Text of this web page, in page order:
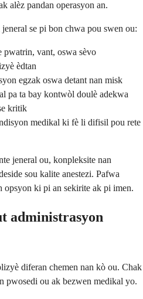
alèz pandan operasyon an.
se pi bon chwa pou swen ou:
vant, oswa sèvo
èdtan
egzak oswa detant nan misk
pa ta bay kontwòl doulè adekwa
kritik
medikal ki fè li difisil pou rete
jeneral ou, konpleksite nan
sou kalite anestezi. Pafwa
opsyon ki pi an sekirite ak pi imen.
administrasyon
diferan chemen nan kò ou. Chak
pwosedi ou ak bezwen medikal yo.